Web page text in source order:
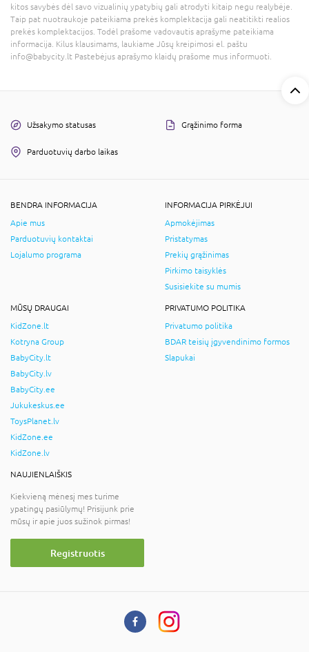
kitos savybės dėl savo vizualinių ypatybių gali atrodyti kitaip negu realybėje.
Taip pat nuotraukoje pateikiama prekės komplektacija gali neatitikti realios
prekės komplektacijos. Todėl prašome vadovautis aprašyme pateikiama
informacija. Kilus klausimams, laukiame Jūsų kreipimosi el. paštu
info@babycity.lt Pastebėjus aprašymo klaidų prašome mus informuoti.
Užsakymo statusas Grąžinimo forma
Parduotuvių darbo laikas
BENDRA INFORMACIJA
Apie mus
Parduotuvių kontaktai
Lojalumo programa
INFORMACIJA PIRKĖJUI
Apmokėjimas
Pristatymas
Prekių grąžinimas
Pirkimo taisyklės
Susisiekite su mumis
MŪSŲ DRAUGAI
KidZone.lt
Kotryna Group
BabyCity.lt
BabyCity.lv
BabyCity.ee
Jukukeskus.ee
ToysPlanet.lv
KidZone.ee
KidZone.lv
PRIVATUMO POLITIKA
Privatumo politika
BDAR teisių įgyvendinimo formos
Slapukai
NAUJIENLAIŠKIS
Kiekvieną mėnesį mes turime
ypatingų pasiūlymų! Prisijunk prie
mūsų ir apie juos sužinok pirmas!
Registruotis